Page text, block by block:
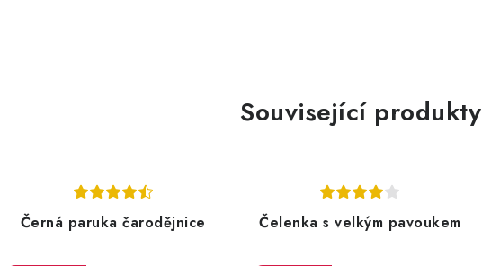
Související produkty
Černá paruka čarodějnice Čelenka s velkým pavoukem